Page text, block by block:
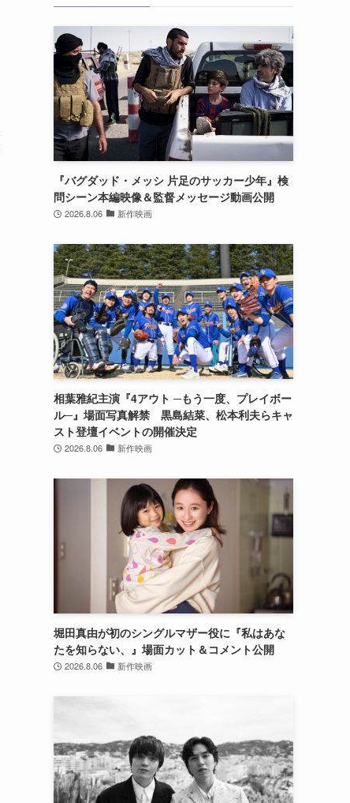
『バグダッド・メッシ 片足のサッカー少年』検
問シーン本編映像＆監督メッセージ動画公開
2026.8.06 新作映画
相葉雅紀主演『4アウト ─もう一度、プレイボー
ル─』場面写真解禁 黒島結菜、松本利夫らキャ
スト登壇イベントの開催決定
2026.8.06 新作映画
堀田真由が初のシングルマザー役に『私はあな
たを知らない、』場面カット＆コメント公開
2026.8.06 新作映画